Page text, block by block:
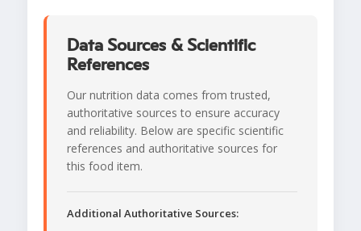
Data Sources & Scientific
References
Our nutrition data comes from trusted,
authoritative sources to ensure accuracy
and reliability. Below are specific scientific
references and authoritative sources for
this food item.
Additional Authoritative Sources: